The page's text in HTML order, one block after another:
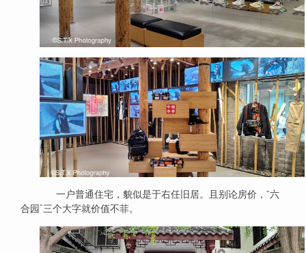
一户普通住宅，貌似是于右任旧居。且别论房价，“六
合园”三个大字就价值不菲。